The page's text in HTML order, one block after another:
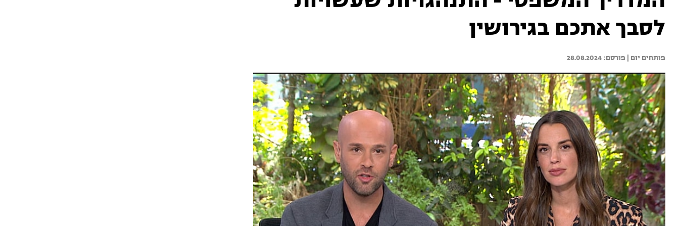
לסבך אתכם בגירושין
פותחים יום | 28.08.2024